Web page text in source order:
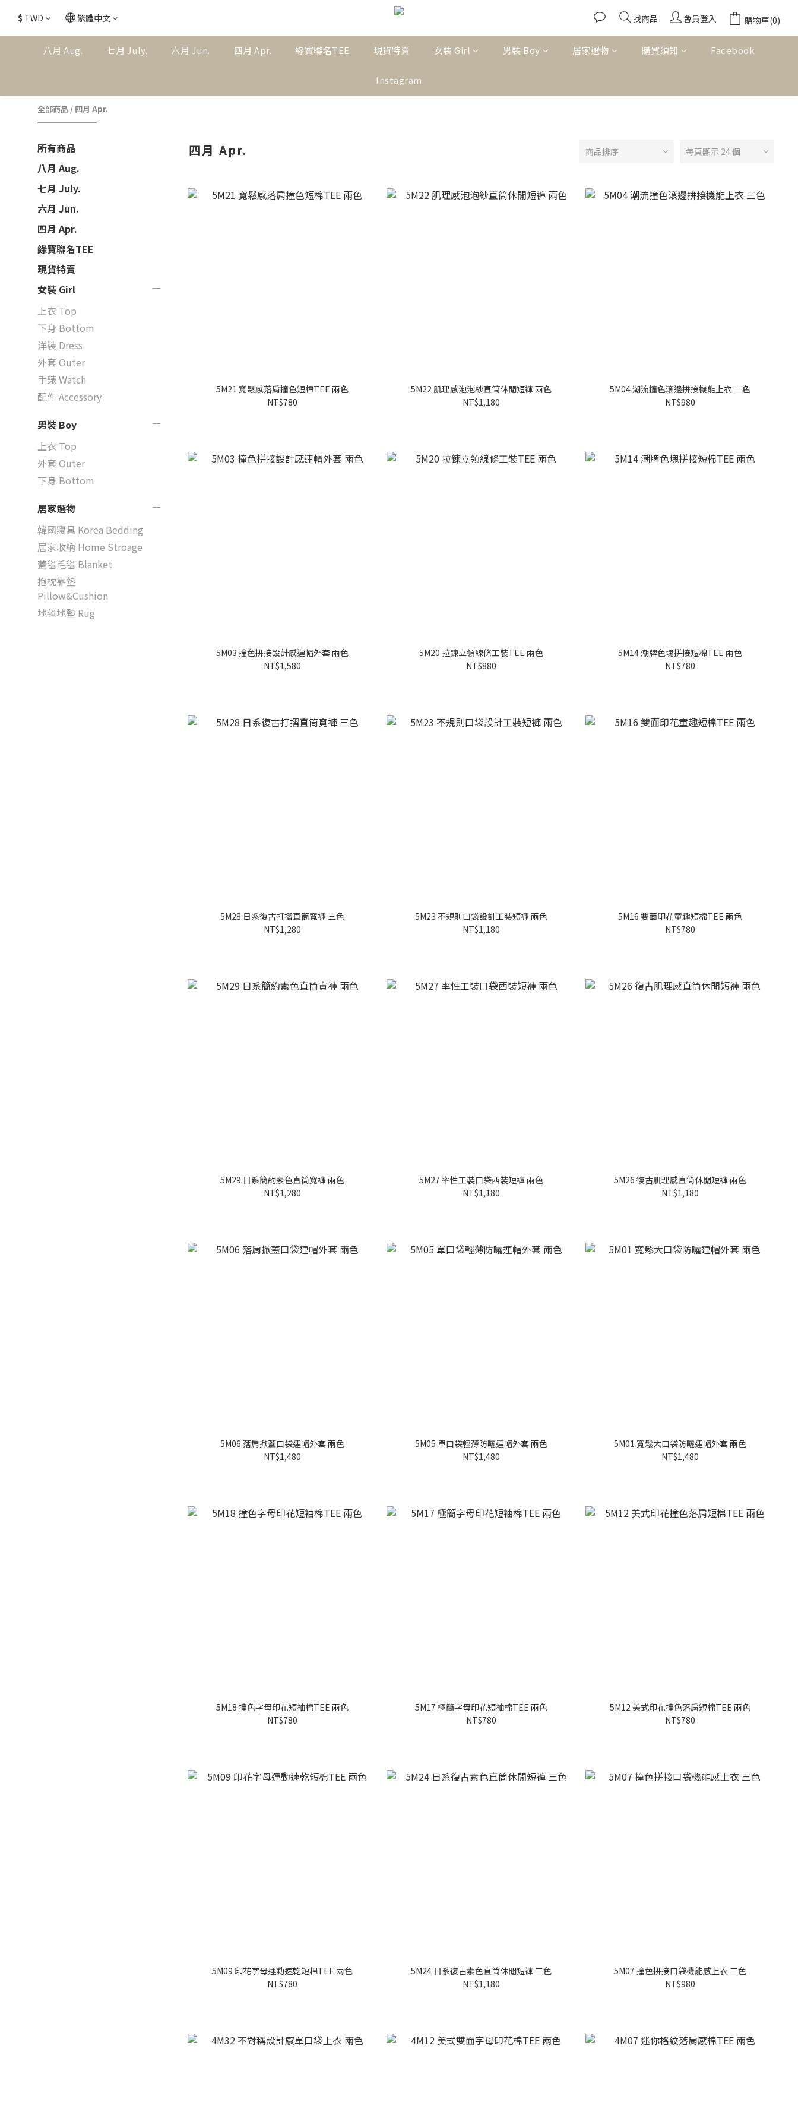
$ TWD 繁體中文 找商品 會員登入 購物車(0)
八月 Aug. 七月 July. 六月 Jun. 四月 Apr. 綠寶聯名TEE 現貨特賣 女裝 Girl 男裝 Boy 居家選物 購買須知 Facebook
Instagram
全部商品 / 四月 Apr.
所有商品
八月 Aug.
七月 July.
六月 Jun.
四月 Apr.
綠寶聯名TEE
現貨特賣
女裝 Girl
上衣 Top
下身 Bottom
洋裝 Dress
外套 Outer
手錶 Watch
配件 Accessory
男裝 Boy
上衣 Top
外套 Outer
下身 Bottom
居家選物
韓國寢具 Korea Bedding
居家收納 Home Stroage
蓋毯毛毯 Blanket
抱枕靠墊
Pillow&Cushion
地毯地墊 Rug
四月 Apr. 商品排序 每頁顯示 24 個
5M21 寬鬆感落肩撞色短棉TEE 兩色
NT$780
5M22 肌理感泡泡紗直筒休閒短褲 兩色
NT$1,180
5M04 潮流撞色滾邊拼接機能上衣 三色
NT$980
5M03 撞色拼接設計感連帽外套 兩色
NT$1,580
5M20 拉鍊立領線條工裝TEE 兩色
NT$880
5M14 潮牌色塊拼接短棉TEE 兩色
NT$780
5M28 日系復古打摺直筒寬褲 三色
NT$1,280
5M23 不規則口袋設計工裝短褲 兩色
NT$1,180
5M16 雙面印花童趣短棉TEE 兩色
NT$780
5M29 日系簡約素色直筒寬褲 兩色
NT$1,280
5M27 率性工裝口袋西裝短褲 兩色
NT$1,180
5M26 復古肌理感直筒休閒短褲 兩色
NT$1,180
5M06 落肩掀蓋口袋連帽外套 兩色
NT$1,480
5M05 單口袋輕薄防曬連帽外套 兩色
NT$1,480
5M01 寬鬆大口袋防曬連帽外套 兩色
NT$1,480
5M18 撞色字母印花短袖棉TEE 兩色
NT$780
5M17 極簡字母印花短袖棉TEE 兩色
NT$780
5M12 美式印花撞色落肩短棉TEE 兩色
NT$780
5M09 印花字母運動速乾短棉TEE 兩色
NT$780
5M24 日系復古素色直筒休閒短褲 三色
NT$1,180
5M07 撞色拼接口袋機能感上衣 三色
NT$980